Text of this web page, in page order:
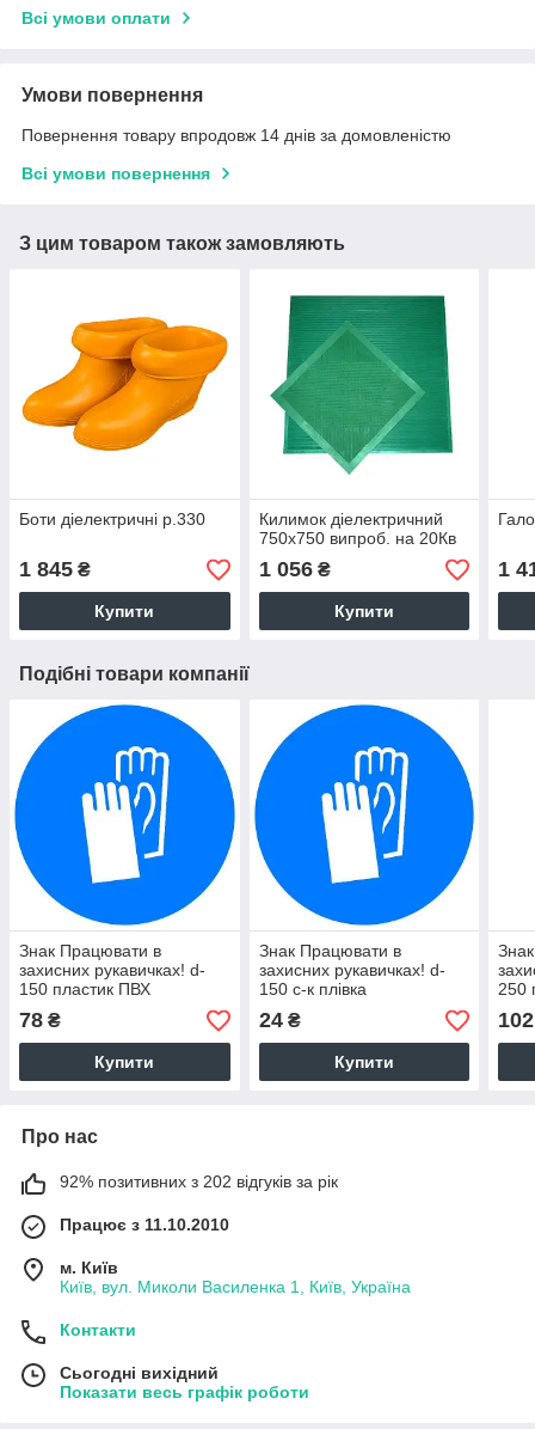
Всі умови оплати
Умови повернення
Повернення товару впродовж 14 днів за домовленістю
Всі умови повернення
З цим товаром також замовляють
Боти діелектричні р.330
1 845 ₴
Купити
Килимок діелектричний
750х750 випроб. на 20Кв
1 056₴
Купити
1
Подібні товари компанії
Знак Працювати в
захисних рукавичках! d-
150 пластик ПВХ
78 ₴
Купити
Знак Працювати в
захисних рукавичках! d-
150 с-к плiвка
24₴
Купити
250
102
Про нас
92% позитивних з 202 відгуків за рік
Працює з 11.10.2010
м. Київ
Київ, вул. Миколи Василенка 1, Київ, Україна
Контакти
Сьогодні вихідний
Показати весь графік роботи